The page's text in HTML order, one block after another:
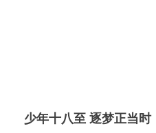
少年十八至 逐梦正当时